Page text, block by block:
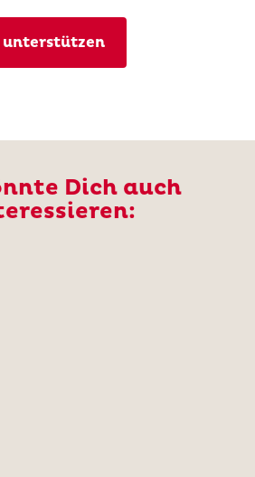
unterstützen
Dich auch